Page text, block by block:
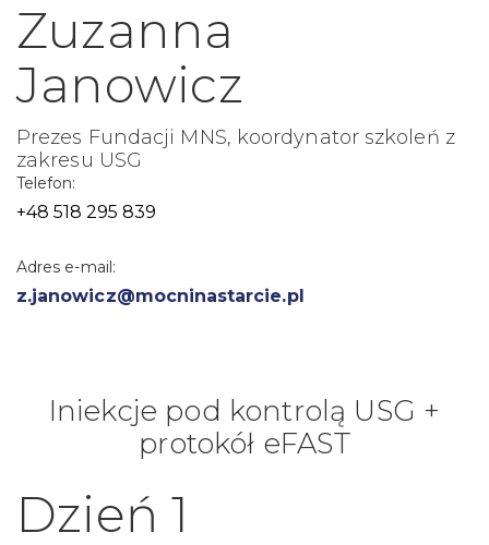
Zuzanna
Janowicz
Prezes Fundacji MNS, koordynator szkoleń z
zakresu USG
Telefon:
+48 518 295 839
Adres e-mail:
z.janowicz@mocninastarcie.pl
Iniekcje pod kontrolą USG +
protokół eFAST
Dzień 1